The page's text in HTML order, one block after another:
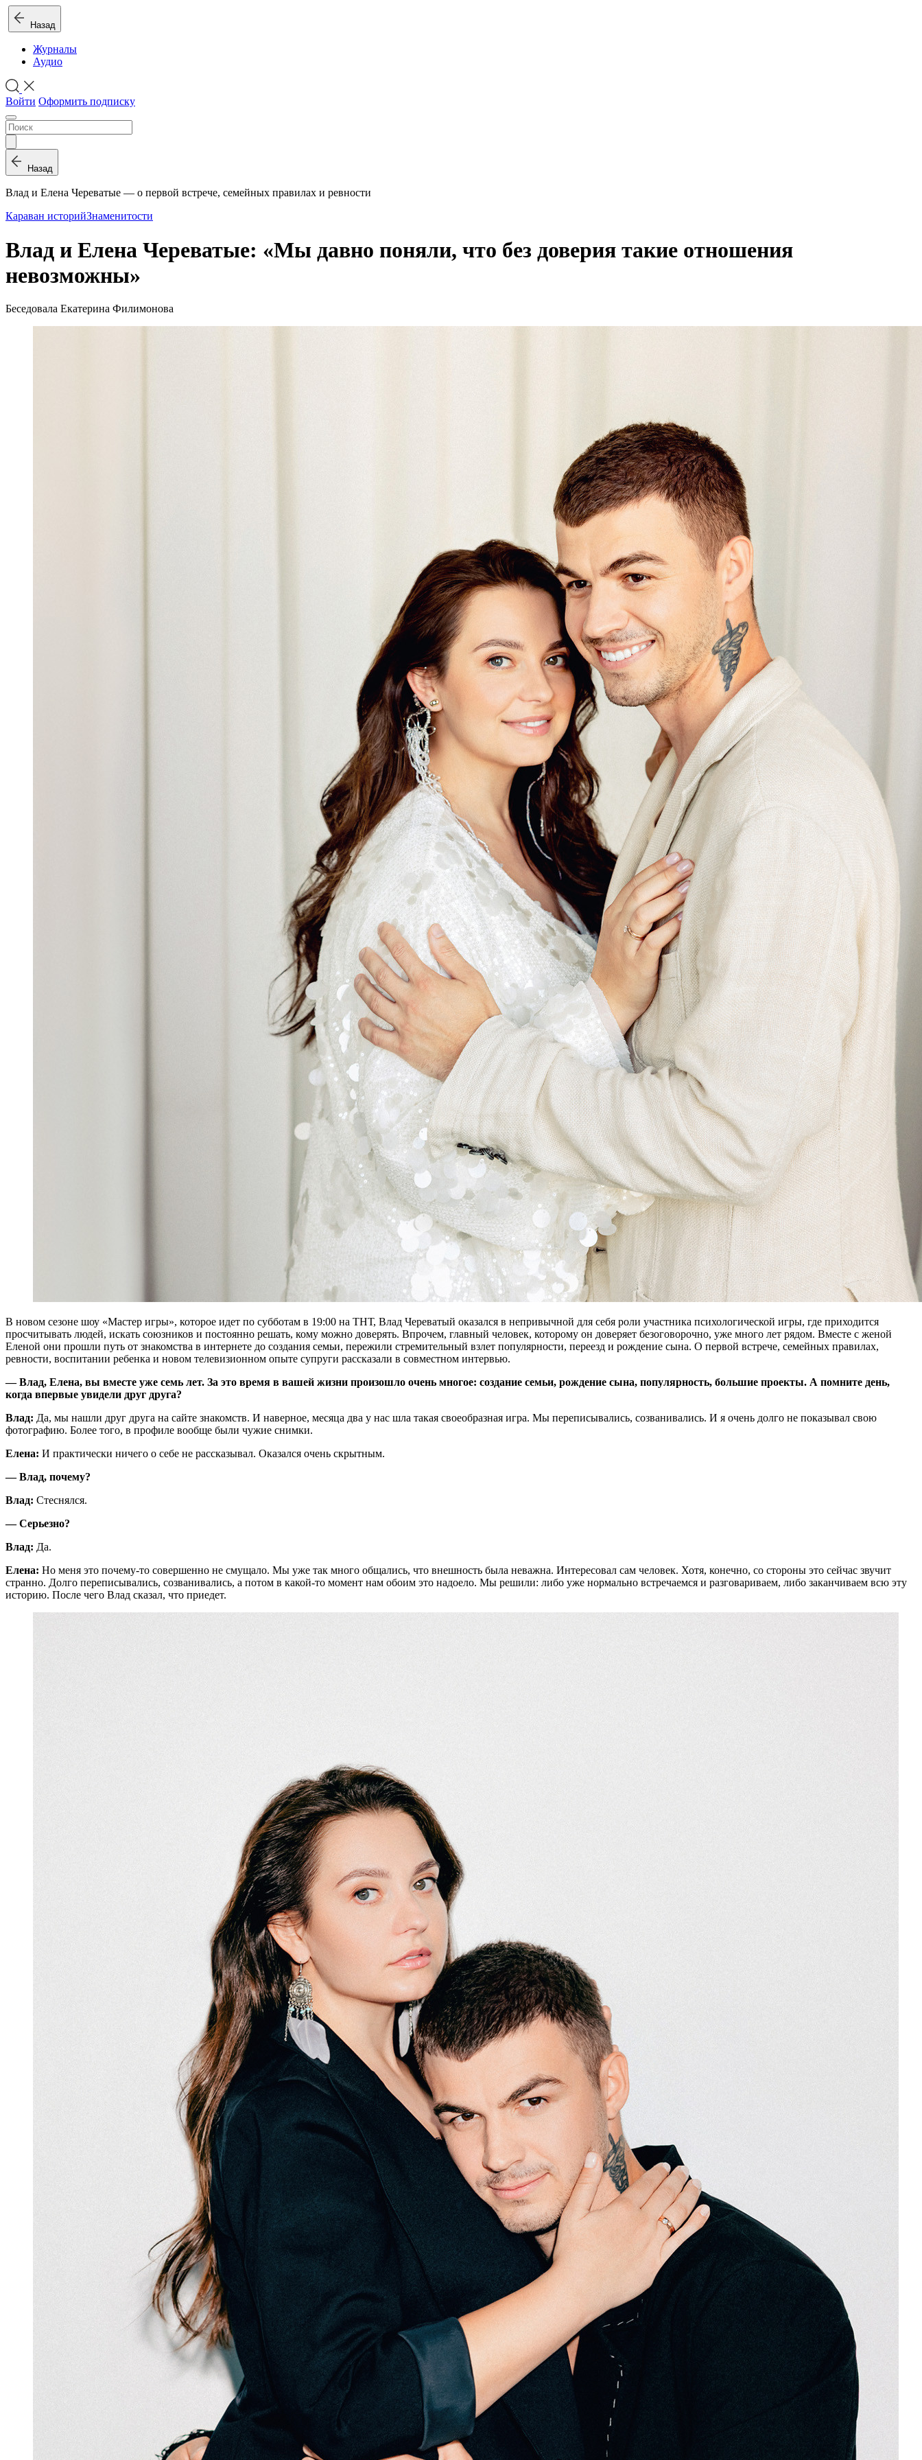
Назад
Журналы
Аудио
Войти Оформить подписку
Назад
Влад и Елена Череватые — о первой встрече, семейных правилах и ревности
Караван историйЗнаменитости
Влад и Елена Череватые: «Мы давно поняли, что без доверия такие отношения
невозможны»
Беседовала Екатерина Филимонова
В новом сезоне шоу «Мастер игры», которое идет по субботам в 19:00 на ТНТ, Влад Череватый оказался в непривычной для себя роли участника психологической игры, где приходится
просчитывать людей, искать союзников и постоянно решать, кому можно доверять. Впрочем, главный человек, которому он доверяет безоговорочно, уже много лет рядом. Вместе с женой
Еленой они прошли путь от знакомства в интернете до создания семьи, пережили стремительный взлет популярности, переезд и рождение сына. О первой встрече, семейных правилах,
ревности, воспитании ребенка и новом телевизионном опыте супруги рассказали в совместном интервью.
— Влад, Елена, вы вместе уже семь лет. За это время в вашей жизни произошло очень многое: создание семьи, рождение сына, популярность, большие проекты. А помните день,
когда впервые увидели друг друга?
Влад: Да, мы нашли друг друга на сайте знакомств. И наверное, месяца два у нас шла такая своеобразная игра. Мы переписывались, созванивались. И я очень долго не показывал свою
фотографию. Более того, в профиле вообще были чужие снимки.
Елена: И практически ничего о себе не рассказывал. Оказался очень скрытным.
— Влад, почему?
Влад: Стеснялся.
— Серьезно?
Влад: Да.
Елена: Но меня это почему-то совершенно не смущало. Мы уже так много общались, что внешность была неважна. Интересовал сам человек. Хотя, конечно, со стороны это сейчас звучит
странно. Долго переписывались, созванивались, а потом в какой-то момент нам обоим это надоело. Мы решили: либо уже нормально встречаемся и разговариваем, либо заканчиваем всю эту
историю. После чего Влад сказал, что приедет.